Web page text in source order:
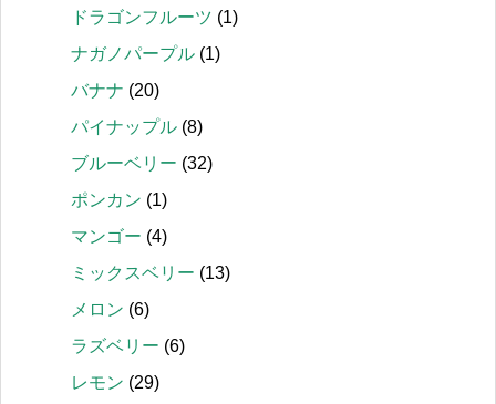
ドラゴンフルーツ (1)
ナガノパープル (1)
バナナ (20)
パイナップル (8)
ブルーベリー (32)
ポンカン (1)
マンゴー (4)
ミックスベリー (13)
メロン (6)
ラズベリー (6)
レモン (29)